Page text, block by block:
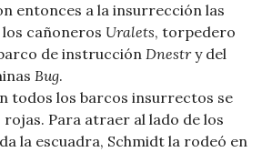
entonces a la insurrección las
cañoneros Uralets, torpedero
de instrucción Dnestry del
Bug.
todos los barcos insurrectos se
Para atraer al lado de los
la escuadra, Schmidt la rodeó en